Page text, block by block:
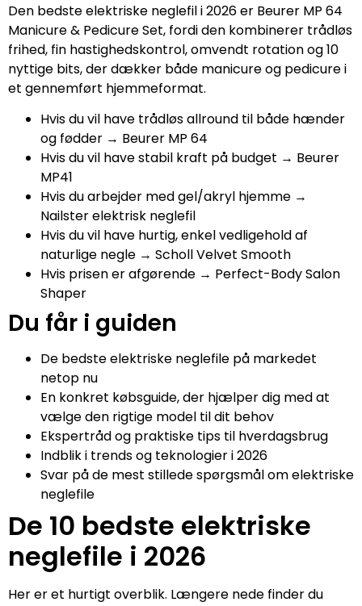
Den bedste elektriske neglefil i 2026 er Beurer MP 64
Manicure & Pedicure Set, fordi den kombinerer trådløs
frihed, fin hastighedskontrol, omvendt rotation og 10
nyttige bits, der dækker både manicure og pedicure i
et gennemført hjemmeformat.
Hvis du vil have trådløs allround til både hænder
og fødder → Beurer MP 64
Hvis du vil have stabil kraft på budget → Beurer
MP41
Hvis du arbejder med gel/akryl hjemme →
Nailster elektrisk neglefil
Hvis du vil have hurtig, enkel vedligehold af
naturlige negle → Scholl Velvet Smooth
Hvis prisen er afgørende → Perfect-Body Salon
Shaper
Du får i guiden
De bedste elektriske neglefile på markedet
netop nu
En konkret købsguide, der hjælper dig med at
vælge den rigtige model til dit behov
Ekspertråd og praktiske tips til hverdagsbrug
Indblik i trends og teknologier i 2026
Svar på de mest stillede spørgsmål om elektriske
neglefile
De 10 bedste elektriske
neglefile i 2026
Her er et hurtigt overblik. Længere nede finder du